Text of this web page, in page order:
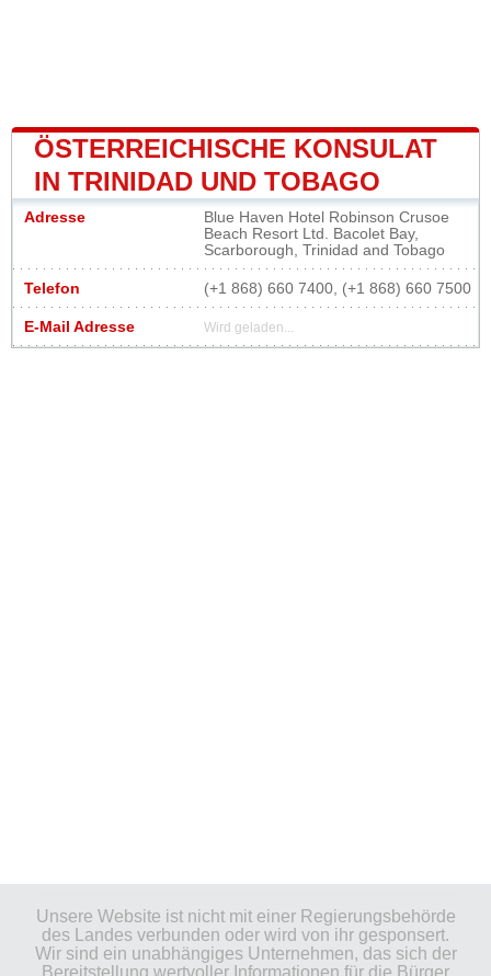
ÖSTERREICHISCHE KONSULAT
IN TRINIDAD UND TOBAGO
Adresse
Blue Haven Hotel Robinson Crusoe
Beach Resort Ltd. Bacolet Bay,
Scarborough, Trinidad and Tobago
Telefon (+1 868) 660 7400, (+1 868) 660 7500
E-Mail Adresse Wird geladen...
Unsere Website ist nicht mit einer Regierungsbehörde
des Landes verbunden oder wird von ihr gesponsert.
Wir sind ein unabhängiges Unternehmen, das sich der
Bereitstellung wertvoller Informationen für die Bürger